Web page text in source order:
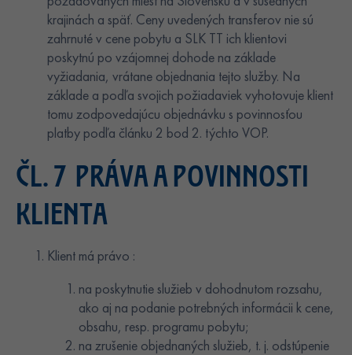
krajinách a späť. Ceny uvedených transferov nie sú
zahrnuté v cene pobytu a SLK TT ich klientovi
poskytnú po vzájomnej dohode na základe
vyžiadania, vrátane objednania tejto služby. Na
základe a podľa svojich požiadaviek vyhotovuje klient
tomu zodpovedajúcu objednávku s povinnosťou
platby podľa článku 2 bod 2. týchto VOP.
ČL. 7 PRÁVA A POVINNOSTI
KLIENTA
Klient má právo :
na poskytnutie služieb v dohodnutom rozsahu,
ako aj na podanie potrebných informácii k cene,
obsahu, resp. programu pobytu;
na zrušenie objednaných služieb, t. j. odstúpenie